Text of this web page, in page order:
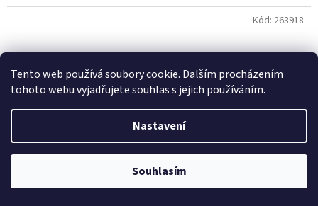
Tento web používá soubory cookie. Dalším procházením
tohoto webu vyjadřujete souhlas s jejich používáním.
Nastavení
Souhlasím
Kód: 263918